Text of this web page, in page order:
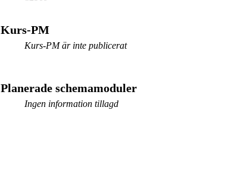
Kurs-PM
Kurs-PM är inte publicerat
Planerade schemamoduler
Ingen information tillagd